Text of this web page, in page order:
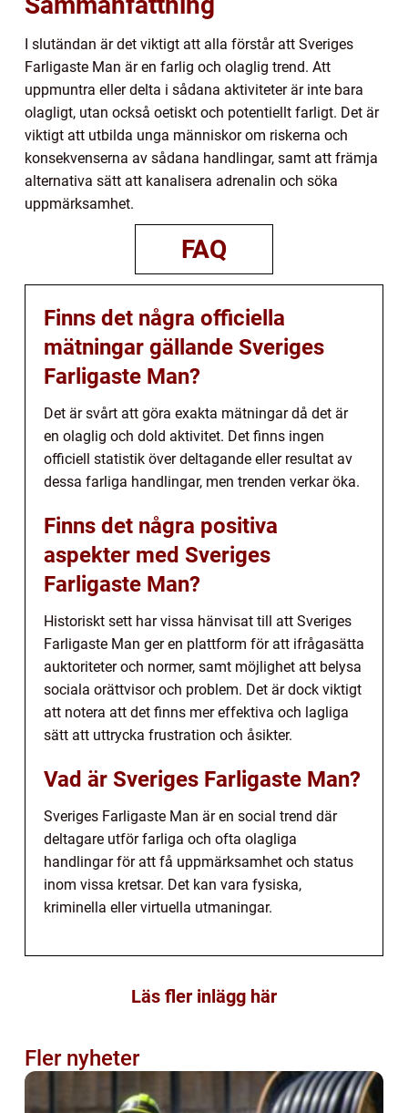
I slutändan är det viktigt att alla förstår att Sveriges
Farligaste Man är en farlig och olaglig trend. Att
uppmuntra eller delta i sådana aktiviteter är inte bara
olagligt, utan också oetiskt och potentiellt farligt. Det är
viktigt att utbilda unga människor om riskerna och
konsekvenserna av sådana handlingar, samt att främja
alternativa sätt att kanalisera adrenalin och söka
uppmärksamhet.
FAQ
Finns det några officiella
mätningar gällande Sveriges
Farligaste Man?
Det är svårt att göra exakta mätningar då det är
en olaglig och dold aktivitet. Det finns ingen
officiell statistik över deltagande eller resultat av
dessa farliga handlingar, men trenden verkar öka.
Finns det några positiva
aspekter med Sveriges
Farligaste Man?
Historiskt sett har vissa hänvisat till att Sveriges
Farligaste Man ger en plattform för att ifrågasätta
auktoriteter och normer, samt möjlighet att belysa
sociala orättvisor och problem. Det är dock viktigt
att notera att det finns mer effektiva och lagliga
sätt att uttrycka frustration och åsikter.
Vad är Sveriges Farligaste Man?
Sveriges Farligaste Man är en social trend där
deltagare utför farliga och ofta olagliga
handlingar för att få uppmärksamhet och status
inom vissa kretsar. Det kan vara fysiska,
kriminella eller virtuella utmaningar.
Läs fler inlägg här
Fler nyheter